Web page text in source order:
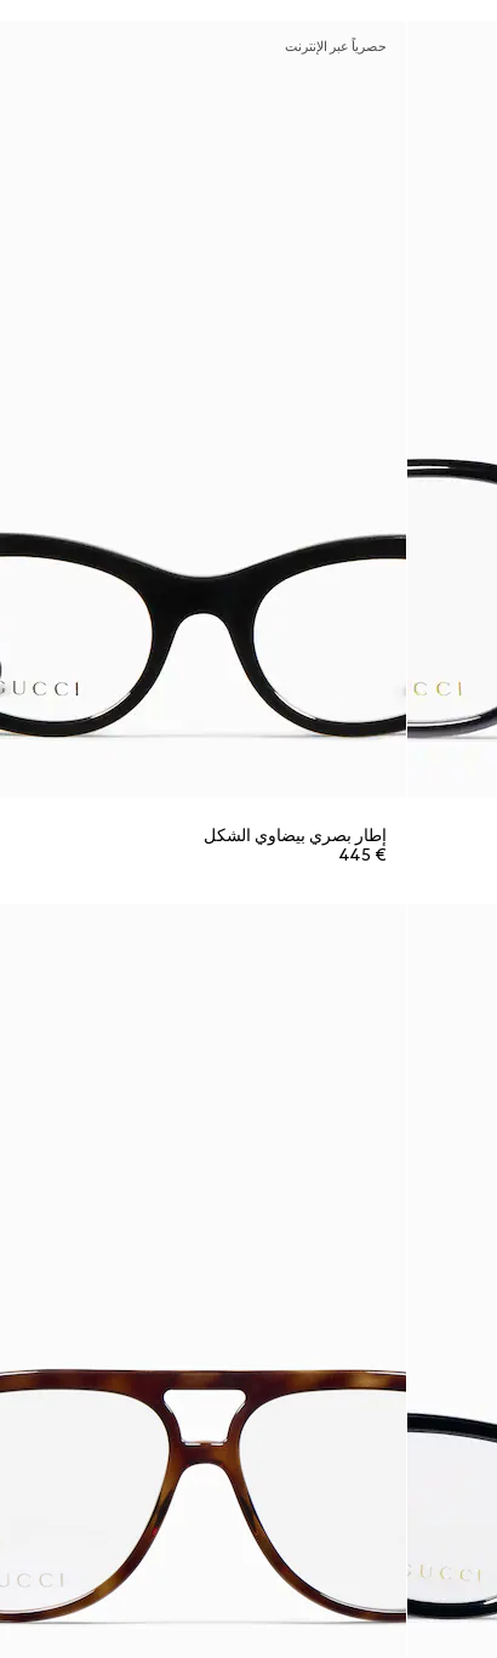
حصرياً عبر الإنترنت
إطار بصري بيضاوي الشكل
€ 445